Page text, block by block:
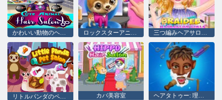
かわいい動物のヘアサロン ロックスターアニマルヘアサロン 三つ編みヘアサロンガールズ
カバ美容室 ヘアタトゥー: 理髪店